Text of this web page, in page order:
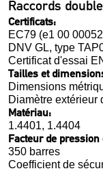
Raccords
Certificats:
EC79 (e1 00
DNV GL, type
Certificat d'essai
Tailles et
Dimensions
Diamètre extérieur
Matériau:
1.4401, 1.4404
Facteur de pression
350 barres
Coefficient de